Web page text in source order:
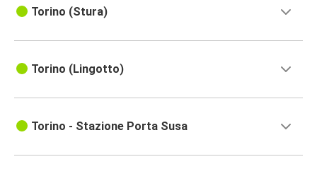
Torino (Stura)
Torino (Lingotto)
Torino - Stazione Porta Susa